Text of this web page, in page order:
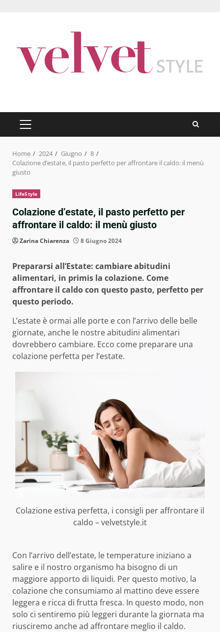
PRIMARY
MENU
Home 2024 Giugno
8
Colazione d’estate, il pasto perfetto per affrontare il caldo: il menù
giusto
LifeStyle
Colazione d’estate, il pasto perfetto per
affrontare il caldo: il menù giusto
Zarina Chiarenza 8 Giugno 2024
Prepararsi all’Estate: cambiare abitudini
alimentari, in primis la colazione. Come
affrontare il caldo con questo pasto, perfetto per
questo periodo.
L’estate è ormai alle porte e con l’arrivo delle belle
giornate, anche le nostre abitudini alimentari
dovrebbero cambiare. Ecco come preparare una
colazione perfetta per l’estate.
Colazione estiva perfetta, i consigli per affrontare il
caldo – velvetstyle.it
Con l’arrivo dell’estate, le temperature iniziano a
salire e il nostro organismo ha bisogno di un
maggiore apporto di liquidi. Per questo motivo, la
colazione che consumiamo al mattino deve essere
leggera e ricca di frutta fresca. In questo modo, non
solo ci sentiremo più leggeri durante la giornata ma
riusciremo anche ad affrontare meglio il caldo.